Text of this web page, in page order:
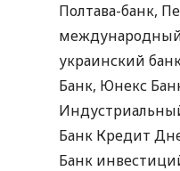
Полтава-банк,
международный
украинский
Банк, Юнекс
Банк Кредит
Банк